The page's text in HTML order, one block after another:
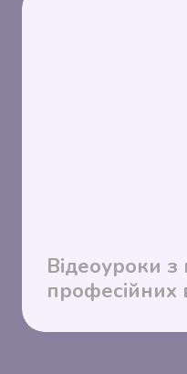
Відеоуроки
професійних